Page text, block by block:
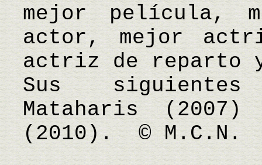
mejor película,
actor, mejor
actriz de reparto
Sus
Mataharis
(2010). © M.C.N.